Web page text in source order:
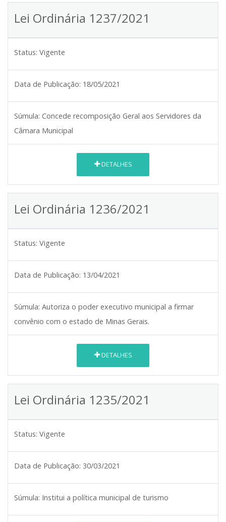
Lei Ordinária 1237/2021
Status: Vigente
Data de Publicação: 18/05/2021
Súmula: Concede recomposição Geral aos Servidores da
Câmara Municipal
DETALHES
Lei Ordinária 1236/2021
Status: Vigente
Data de Publicação: 13/04/2021
Súmula: Autoriza o poder executivo municipal a firmar
convênio com o estado de Minas Gerais.
DETALHES
Lei Ordinária 1235/2021
Status: Vigente
Data de Publicação: 30/03/2021
Súmula: Institui a política municipal de turismo